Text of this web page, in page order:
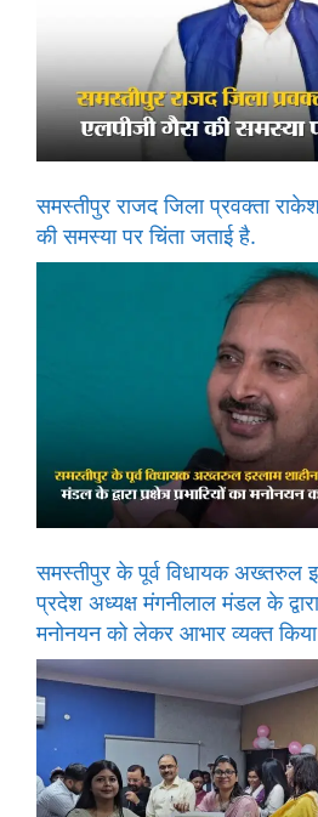
समस्तीपुर राजद जिला प्रवक्ता
की समस्या पर चिंता जताई है.
समस्तीपुर के पूर्व विधायक अख्तरुल
प्रदेश अध्यक्ष मंगनीलाल मंडल के द्वारा
मनोनयन को लेकर आभार व्यक्त